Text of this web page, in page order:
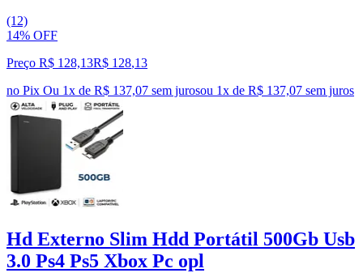
(12)
14% OFF
Preço R$ 128,13R$ 128,13
no Pix Ou 1x de R$ 137,07 sem jurosou 1x de R$ 137,07 sem juros
Hd Externo Slim Hdd Portátil 500Gb Usb
3.0 Ps4 Ps5 Xbox Pc opl